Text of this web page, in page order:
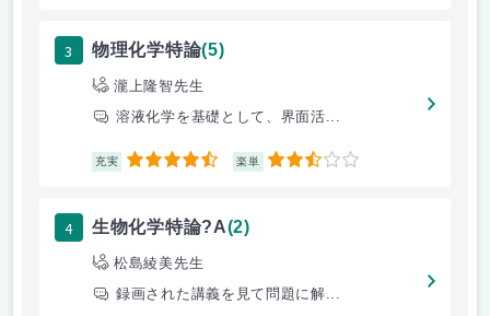
3 物理化学特論(5)
瀧上隆智先生
溶液化学を基礎として、界面活...
充実 4.5 楽単 2.5
4 生物化学特論?A(2)
松島綾美先生
録画された講義を見て問題に解...